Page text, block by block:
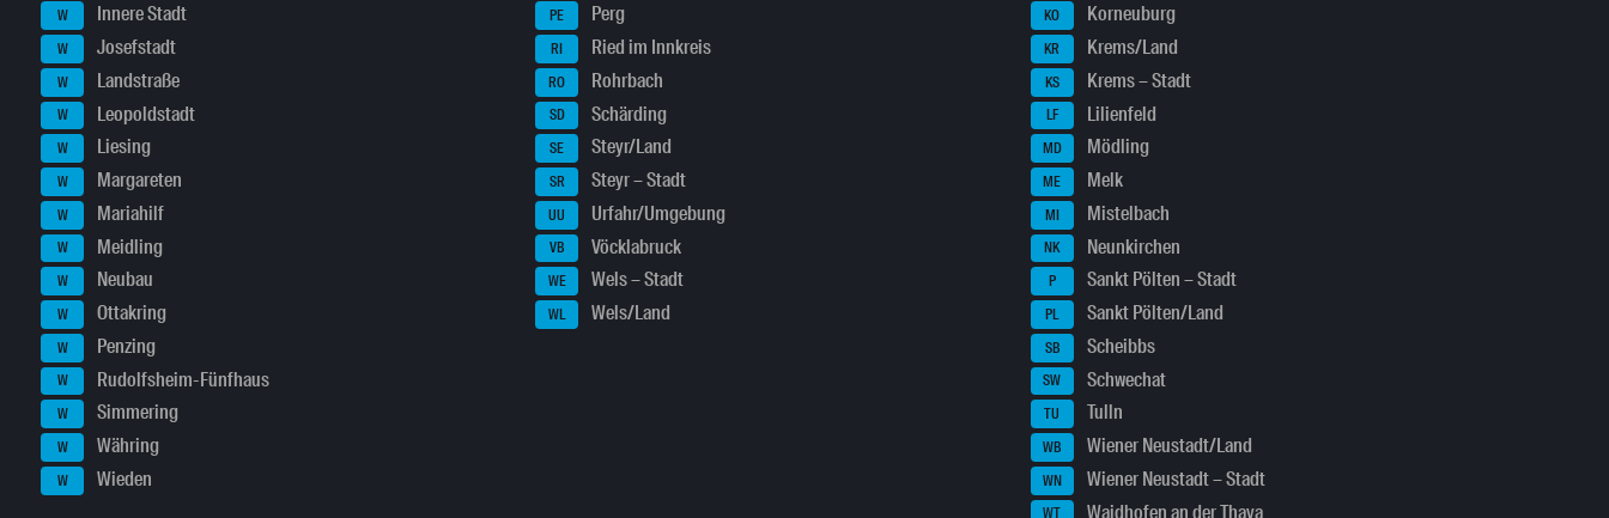
W Innere Stadt
W Josefstadt
W Landstraße
W Leopoldstadt
W Liesing
W Margareten
W Mariahilf
W Meidling
W Neubau
W Ottakring
W Penzing
W Rudolfsheim-Fünfhaus
W Simmering
W Währing
W Wieden
PE Perg
RI Ried im Innkreis
RO Rohrbach
SD Schärding
SE Steyr/Land
SR Steyr – Stadt
UU Urfahr/Umgebung
VB Vöcklabruck
WE Wels – Stadt
WL Wels/Land
KO Korneuburg
KR Krems/Land
KS Krems – Stadt
LF Lilienfeld
MD Mödling
ME Melk
MI Mistelbach
NK Neunkirchen
P Sankt Pölten – Stadt
PL Sankt Pölten/Land
SB Scheibbs
SW Schwechat
TU Tulln
WB Wiener Neustadt/Land
WN Wiener Neustadt – Stadt
WT Waidhofen an der Thaya